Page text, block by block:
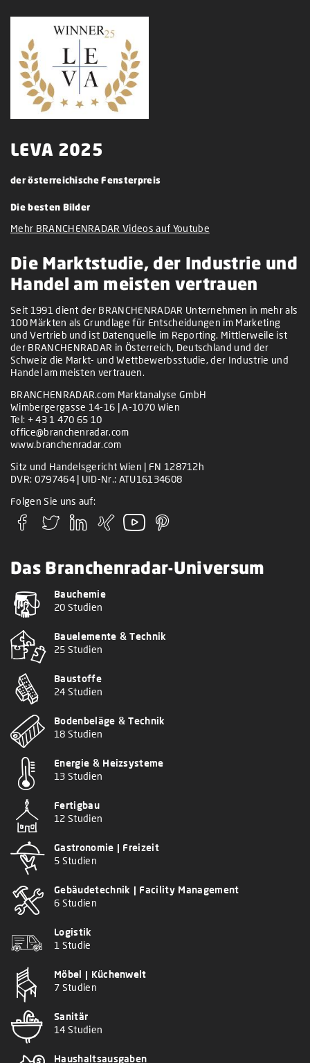
LEVA 2025
der österreichische Fensterpreis
Die besten Bilder
Mehr BRANCHENRADAR Videos auf Youtube
Die Marktstudie, der Industrie und
Handel am meisten vertrauen
Seit 1991 dient der BRANCHENRADAR Unternehmen in mehr als
100 Märkten als Grundlage für Entscheidungen im Marketing
und Vertrieb und ist Datenquelle im Reporting. Mittlerweile ist
der BRANCHENRADAR in Österreich, Deutschland und der
Schweiz die Markt- und Wettbewerbsstudie, der Industrie und
Handel am meisten vertrauen.
BRANCHENRADAR.com Marktanalyse GmbH
Wimbergergasse 14-16 | A-1070 Wien
Tel: + 43 1 470 65 10
office@branchenradar.com
www.branchenradar.com
Sitz und Handelsgericht Wien | FN 128712h
DVR: 0797464 | UID-Nr.: ATU16134608
Folgen Sie uns auf:
Das Branchenradar-Universum
Bauchemie
20 Studien
Bauelemente & Technik
25 Studien
Baustoffe
24 Studien
Bodenbeläge & Technik
18 Studien
Energie & Heizsysteme
13 Studien
Fertigbau
12 Studien
Gastronomie | Freizeit
5 Studien
Gebäudetechnik | Facility Management
6 Studien
Logistik
1 Studie
Möbel | Küchenwelt
7 Studien
Sanitär
14 Studien
Haushaltsausgaben